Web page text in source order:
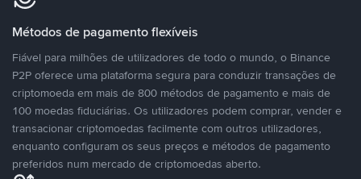
Métodos de pagamento flexíveis
Fiável para milhões de utilizadores de todo o mundo, o Binance
P2P oferece uma plataforma segura para conduzir transações de
criptomoeda em mais de 800 métodos de pagamento e mais de
100 moedas fiduciárias. Os utilizadores podem comprar, vender e
transacionar criptomoedas facilmente com outros utilizadores,
enquanto configuram os seus preços e métodos de pagamento
preferidos num mercado de criptomoedas aberto.